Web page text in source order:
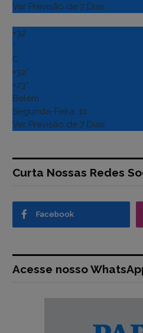
Ver Previsão de 7 Dias
+32
°
C
+32°
+23°
Belém
Segunda-Feira, 10
Ver Previsão de 7 Dias
Curta Nossas Redes
Facebook
Acesse nosso